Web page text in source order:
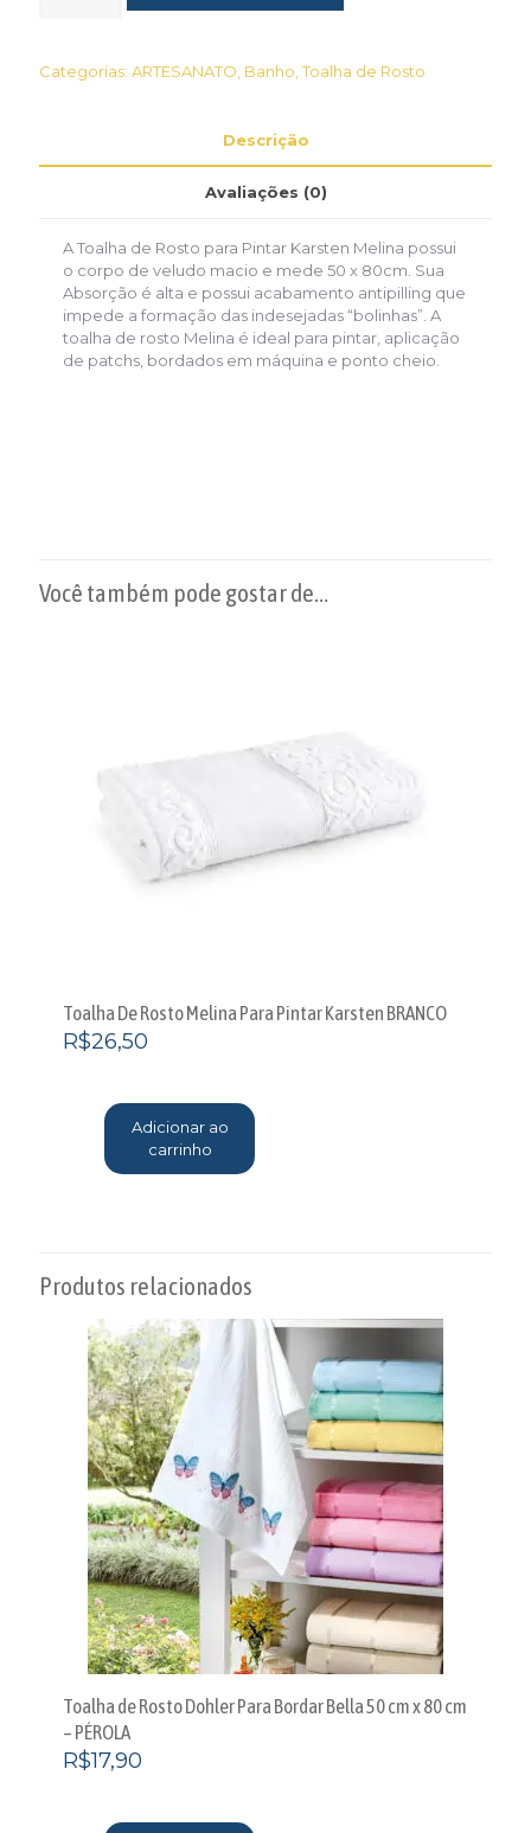
Categorias: ARTESANATO Banho ,Toalha de Rosto
Descrição
Avaliações (0)
A Toalha de Rosto para Pintar Karsten Melina possui
o corpo de veludo macio e mede 50 x 80cm. Sua
Absorção é alta e possui acabamento antipilling que
impede a formação das indesejadas “bolinhas”. A
toalha de rosto Melina é ideal para pintar, aplicação
de patchs, bordados em máquina e ponto cheio.
Você também pode gostar de…
Toalha De Rosto Melina Para Pintar Karsten BRANCO
R$26,50
Adicionar ao
carrinho
Produtos relacionados
Toalha de Rosto Dohler Para Bordar Bella 50 cm x 80 cm
– PÉROLA
R$17,90